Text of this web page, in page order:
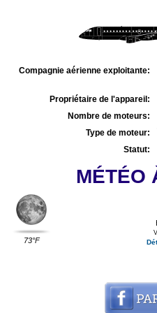
Compagnie aérienne exploitante:
Propriétaire de l'appareil:
Nombre de moteurs:
Type de moteur:
Statut:
MÉTÉO
73°F